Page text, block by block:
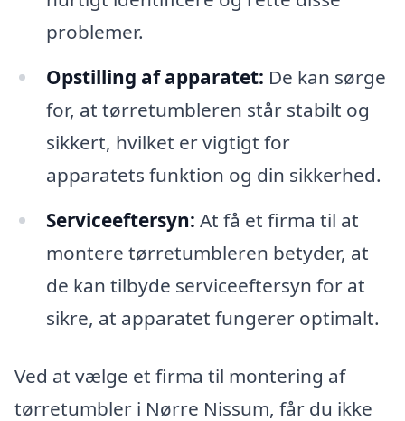
problemer.
Opstilling af apparatet: De kan sørge
for, at tørretumbleren står stabilt og
sikkert, hvilket er vigtigt for
apparatets funktion og din sikkerhed.
Serviceeftersyn: At få et firma til at
montere tørretumbleren betyder, at
de kan tilbyde serviceeftersyn for at
sikre, at apparatet fungerer optimalt.
Ved at vælge et firma til montering af
tørretumbler i Nørre Nissum, får du ikke